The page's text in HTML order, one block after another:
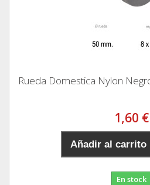
Rueda Domestica Nylon
1,60 €
Añadir al carrito
En stock